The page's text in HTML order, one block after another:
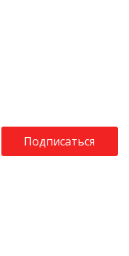
Подписаться